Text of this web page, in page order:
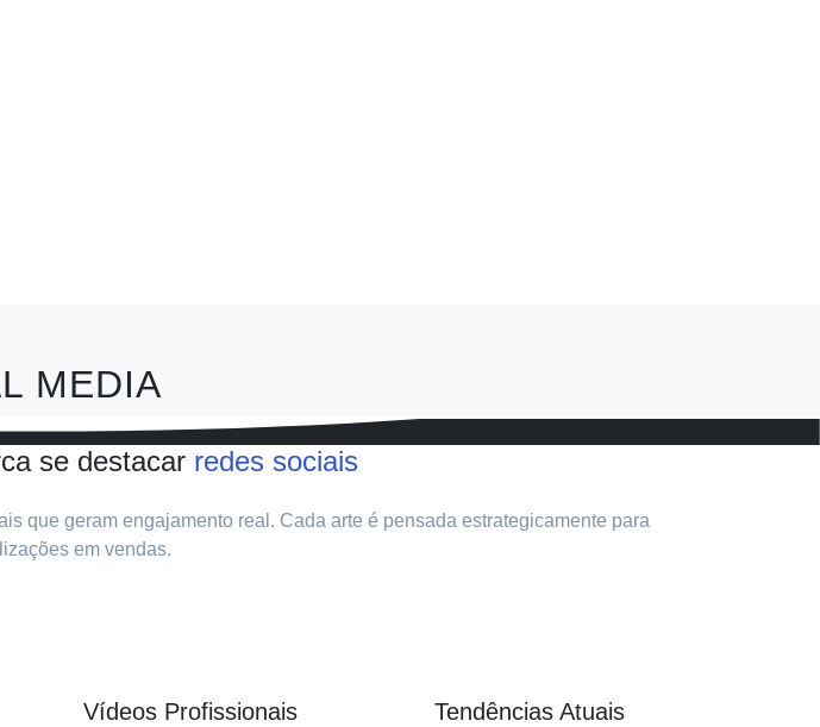
MEDIA
se destacar redes sociais
que geram engajamento real. Cada arte é pensada estrategicamente para
em vendas.
Vídeos Profissionais Tendências Atuais